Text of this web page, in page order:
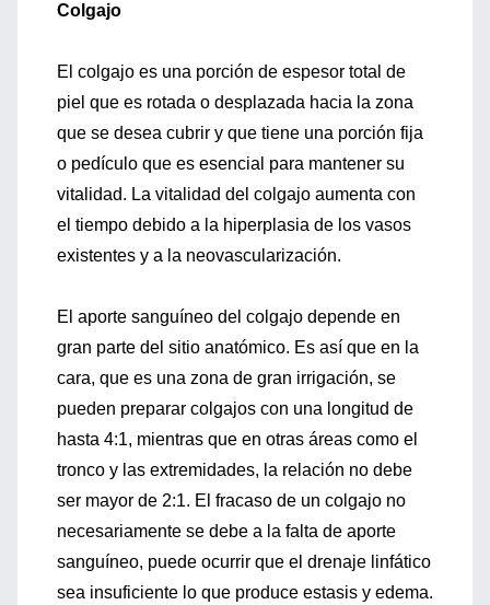
Colgajo
El colgajo es una porción de espesor total de
piel que es rotada o desplazada hacia la zona
que se desea cubrir y que tiene una porción fija
o pedículo que es esencial para mantener su
vitalidad. La vitalidad del colgajo aumenta con
el tiempo debido a la hiperplasia de los vasos
existentes y a la neovascularización.
El aporte sanguíneo del colgajo depende en
gran parte del sitio anatómico. Es así que en la
cara, que es una zona de gran irrigación, se
pueden preparar colgajos con una longitud de
hasta 4:1, mientras que en otras áreas como el
tronco y las extremidades, la relación no debe
ser mayor de 2:1. El fracaso de un colgajo no
necesariamente se debe a la falta de aporte
sanguíneo, puede ocurrir que el drenaje linfático
sea insuficiente lo que produce estasis y edema.